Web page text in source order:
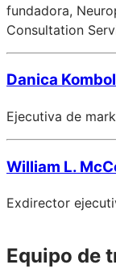
fundadora,
Consultation
Danica Kombol
Ejecutiva de
William L.
Exdirector
Equipo de